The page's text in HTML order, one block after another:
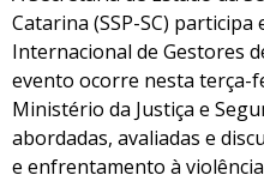
Catarina (SSP-SC)
Internacional de Gestores
evento ocorre nesta terça-
Ministério da Justiça e
abordadas, avaliadas e
e enfrentamento à